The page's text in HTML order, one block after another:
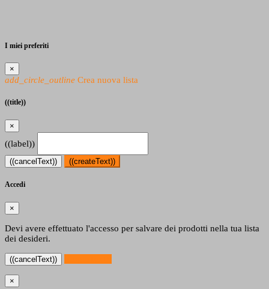
I miei preferiti
×
add_circle_outline Crea nuova lista
((title))
×
((label))
((cancelText)) ((createText))
Accedi
×
Devi avere effettuato l'accesso per salvare dei prodotti nella tua lista
dei desideri.
((cancelText))
×